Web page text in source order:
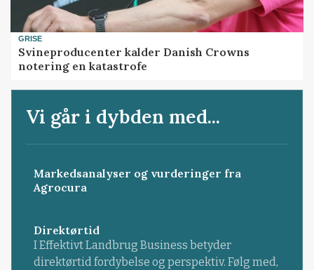
GRISE
Svineproducenter kalder Danish Crowns
notering en katastrofe
Vi går i dybden med...
Markedsanalyser og vurderinger fra
Agrocura
Direktørtid
I Effektivt Landbrug Business betyder
direktørtid fordybelse og perspektiv. Følg med,